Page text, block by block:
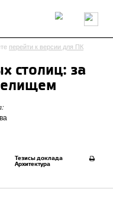
Пресса
Архитекторы
Блог
Урбанистика
перейти к версии для ПК
столиц: за
Тезисы доклада
Архитектура